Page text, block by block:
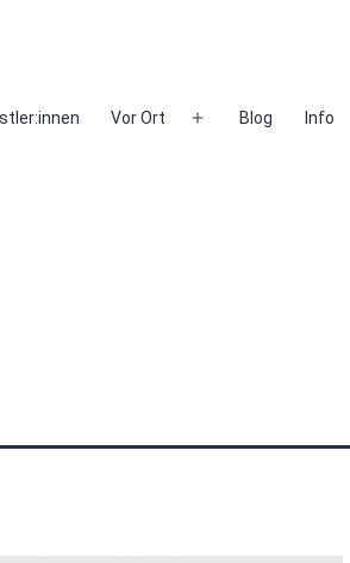
Vor Ort
Menü
Blog Info